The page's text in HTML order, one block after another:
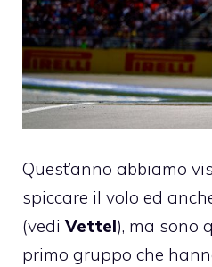
Quest’anno abbiamo
spiccare il volo ed
(vediVettel), ma sono
primo gruppo che